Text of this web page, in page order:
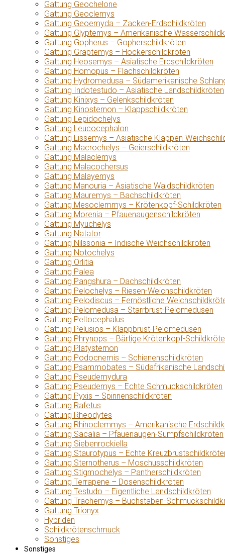
Gattung Geochelone
Gattung Geoclemys
Gattung Geoemyda – Zacken-Erdschildkröten
Gattung Glyptemys – Amerikanische
Gattung Gopherus – Gopherschildkröten
Gattung Graptemys – Höckerschildkröten
Gattung Heosemys – Asiatische Erdschildkröten
Gattung Homopus – Flachschildkröten
Gattung Hydromedusa – Südamerikanische
Gattung Indotestudo – Asiatische Landschildkröten
Gattung Kinixys – Gelenkschildkröten
Gattung Kinosternon – Klappschildkröten
Gattung Lepidochelys
Gattung Leucocephalon
Gattung Lissemys – Asiatische Klappen-
Gattung Macrochelys – Geierschildkröten
Gattung Malaclemys
Gattung Malacochersus
Gattung Malayemys
Gattung Manouria – Asiatische Waldschildkröten
Gattung Mauremys – Bachschildkröten
Gattung Mesoclemmys – Krötenkopf-Schildkröten
Gattung Morenia – Pfauenaugenschildkröten
Gattung Myuchelys
Gattung Natator
Gattung Nilssonia – Indische Weichschildkröten
Gattung Notochelys
Gattung Orlitia
Gattung Palea
Gattung Pangshura – Dachschildkröten
Gattung Pelochelys – Riesen-Weichschildkröten
Gattung Pelodiscus – Fernöstliche
Gattung Pelomedusa – Starrbrust-Pelomedusen
Gattung Peltocephalus
Gattung Pelusios – Klappbrust-Pelomedusen
Gattung Phrynops – Bärtige Krötenkopf-
Gattung Platysternon
Gattung Podocnemis – Schienenschildkröten
Gattung Psammobates – Südafrikanische
Gattung Pseudemydura
Gattung Pseudemys – Echte Schmuckschildkröten
Gattung Pyxis – Spinnenschildkröten
Gattung Rafetus
Gattung Rheodytes
Gattung Rhinoclemmys – Amerikanische
Gattung Sacalia – Pfauenaugen-Sumpfschildkröten
Gattung Siebenrockiella
Gattung Staurotypus – Echte
Gattung Sternotherus – Moschusschildkröten
Gattung Stigmochelys – Pantherschildkröten
Gattung Terrapene – Dosenschildkröten
Gattung Testudo – Eigentliche Landschildkröten
Gattung Trachemys – Buchstaben-
Gattung Trionyx
Hybriden
Schildkrötenschmuck
Sonstiges
Sonstiges